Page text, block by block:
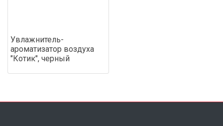
Увлажнитель-
ароматизатор воздуха
"Котик", черный